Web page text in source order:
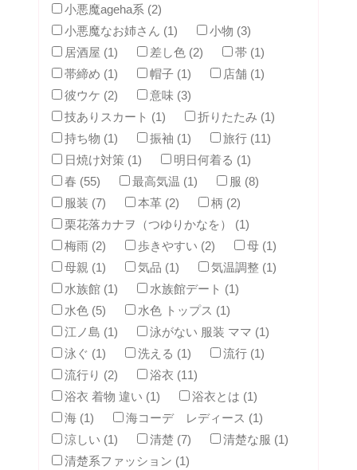
小悪魔ageha系 (2)
小悪魔なお姉さん (1)
小物 (3)
居酒屋 (1)
差し色 (2)
帯 (1)
帯締め (1)
帽子 (1)
店舗 (1)
彼ウケ (2)
意味 (3)
技ありスカート (1)
折りたたみ (1)
持ち物 (1)
振袖 (1)
旅行 (11)
日焼け対策 (1)
明日何着る (1)
春 (55)
最高気温 (1)
服 (8)
服装 (7)
本革 (2)
柄 (2)
栗花落カナヲ（つゆりかなを） (1)
梅雨 (2)
歩きやすい (2)
母 (1)
母親 (1)
気品 (1)
気温調整 (1)
水族館 (1)
水族館デート (1)
水色 (5)
水色 トップス (1)
江ノ島 (1)
泳がない 服装 ママ (1)
泳ぐ (1)
洗える (1)
流行 (1)
流行り (2)
浴衣 (11)
浴衣 着物 違い (1)
浴衣とは (1)
海 (1)
海コーデ レディース (1)
涼しい (1)
清楚 (7)
清楚な服 (1)
清楚系ファッション (1)